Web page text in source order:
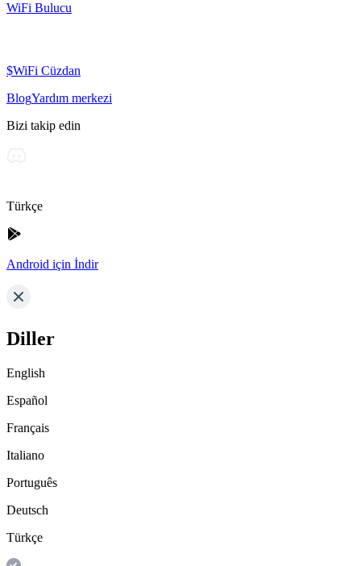
WiFi Bulucu
$WiFi Cüzdan
BlogYardım merkezi
Bizi takip edin
Türkçe
Android için İndir
Diller
English
Español
Français
Italiano
Português
Deutsch
Türkçe